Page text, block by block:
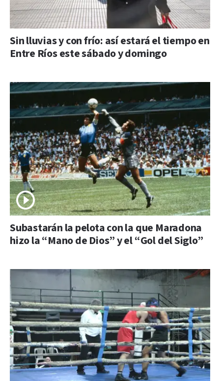
Sin lluvias y con frío: así estará el tiempo en
Entre Ríos este sábado y domingo
Subastarán la pelota con la que Maradona
hizo la “Mano de Dios” y el “Gol del Siglo”